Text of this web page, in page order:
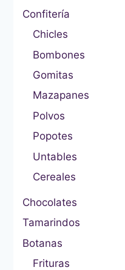
Confitería
Chicles
Bombones
Gomitas
Mazapanes
Polvos
Popotes
Untables
Cereales
Chocolates
Tamarindos
Botanas
Frituras